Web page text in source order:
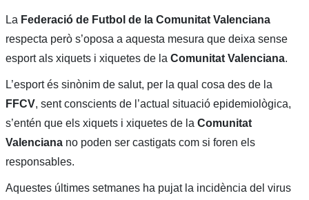
La Federació de Futbol de la Comunitat Valenciana
respecta però s’oposa a aquesta mesura que deixa sense
esport als xiquets i xiquetes de la Comunitat Valenciana.
L’esport és sinònim de salut, per la qual cosa des de la
FFCV, sent conscients de l’actual situació epidemiològica,
s’entén que els xiquets i xiquetes de la Comunitat
Valencianano poden ser castigats com si foren els
responsables.
Aquestes últimes setmanes ha pujat la incidència del virus